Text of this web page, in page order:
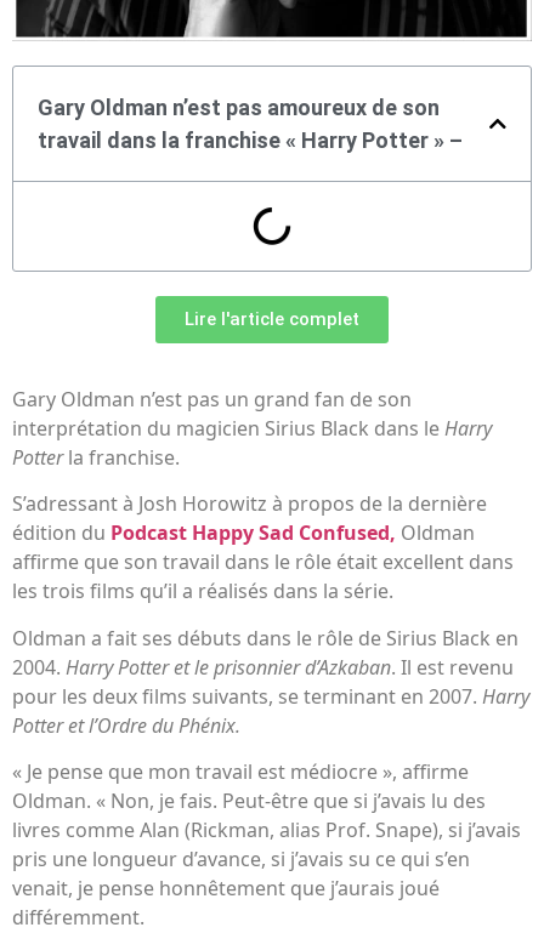
Gary Oldman n’est pas amoureux de son
travail dans la franchise « Harry Potter » –
Lire l'article complet
Gary Oldman n’est pas un grand fan de son
interprétation du magicien Sirius Black dans leHarry
Potterla franchise.
S’adressant à Josh Horowitz à propos de la dernière
édition du Podcast Happy Sad Confused, Oldman
affirme que son travail dans le rôle était excellent dans
les trois films qu’il a réalisés dans la série.
Oldman a fait ses débuts dans le rôle de Sirius Black en
2004. Harry Potter et le prisonnier d’Azkaban. Il est revenu
pour les deux films suivants, se terminant en 2007. Harry
Potter et l’Ordre du Phénix.
« Je pense que mon travail est médiocre », affirme
Oldman. « Non, je fais. Peut-être que si j’avais lu des
livres comme Alan (Rickman, alias Prof. Snape), si j’avais
pris une longueur d’avance, si j’avais su ce qui s’en
venait, je pense honnêtement que j’aurais joué
différemment.